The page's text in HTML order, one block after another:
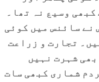
وسیع نہ تھا۔
نے سائنس میں کوئی
تجارت و زراعت
شہرت نہیں
شماری کبھی سات